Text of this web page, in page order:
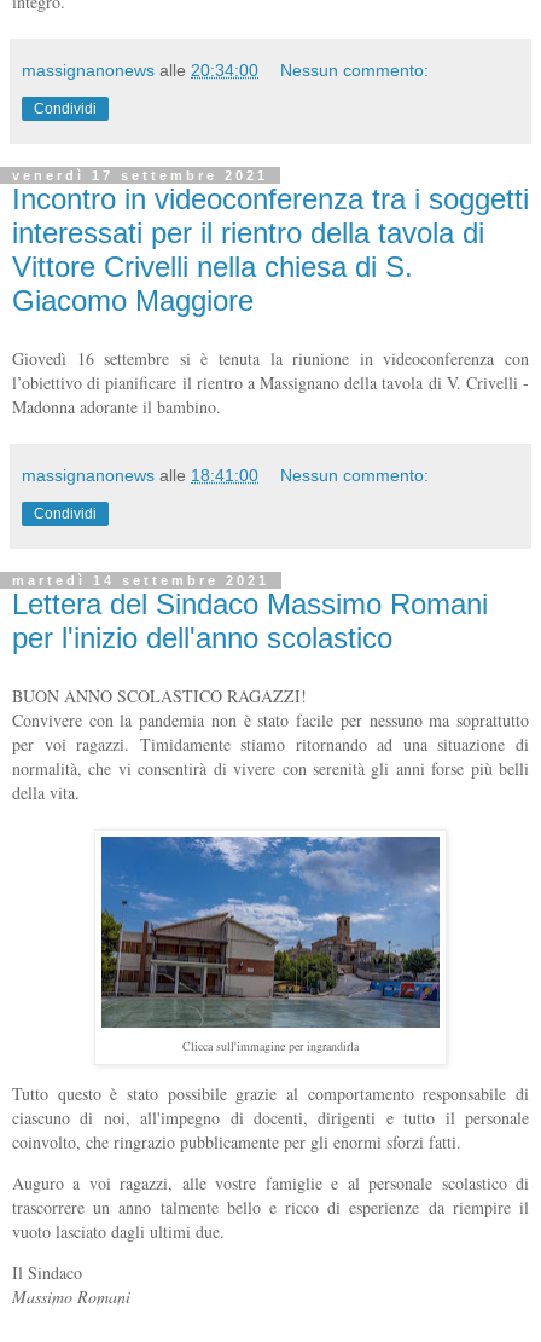
massignanonews alle 20:34:00 Nessun commento:
Condividi
venerdì 17 settembre 2021
Incontro in videoconferenza tra i soggetti
interessati per il rientro della tavola di
Vittore Crivelli nella chiesa di S.
Giacomo Maggiore
Giovedì 16 settembre si è tenuta la riunione in videoconferenza con
l’obiettivo di pianificare il rientro a Massignano della tavola di V. Crivelli -
Madonna adorante il bambino.
massignanonews alle 18:41:00 Nessun commento:
Condividi
martedì 14 settembre 2021
Lettera del Sindaco Massimo Romani
per l'inizio dell'anno scolastico
BUON ANNO SCOLASTICO RAGAZZI!
Convivere con la pandemia non è stato facile per nessuno ma soprattutto
per voi ragazzi. Timidamente stiamo ritornando ad una situazione di
normalità, che vi consentirà di vivere con serenità gli anni forse più belli
della vita.
Clicca sull'immagine per ingrandirla
Tutto questo è stato possibile grazie al comportamento responsabile di
ciascuno di noi, all'impegno di docenti, dirigenti e tutto il personale
coinvolto, che ringrazio pubblicamente per gli enormi sforzi fatti.
Auguro a voi ragazzi, alle vostre famiglie e al personale scolastico di
trascorrere un anno talmente bello e ricco di esperienze da riempire il
vuoto lasciato dagli ultimi due.
Il Sindaco
Massimo Romani